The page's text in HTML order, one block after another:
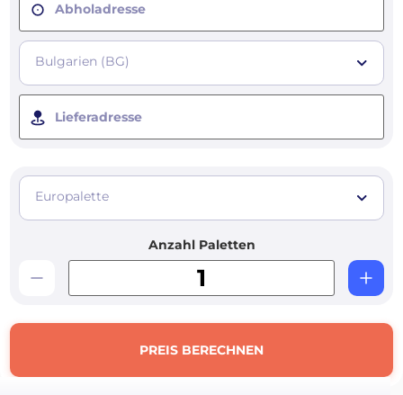
Abholadresse
Bulgarien (BG)
Lieferadresse
Europalette
Anzahl Paletten
PREIS BERECHNEN